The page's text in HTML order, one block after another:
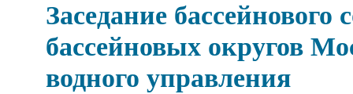
Заседание бассейнового
бассейновых округов
водного управления